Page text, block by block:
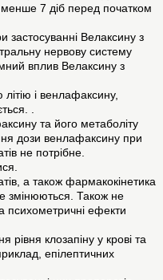
менше 7 діб перед початком
застосуванні Велаксину з
нервову систему
вплив Велаксину з
і венлафаксину,
.
та його метаболіту
дози венлафаксину при
не потрібне.
а також фармакокінетика
змінюються. Також не
психометричні ефекти
рівня клозапіну у крові та
епілептичних